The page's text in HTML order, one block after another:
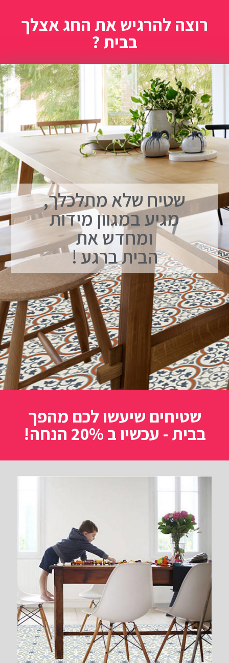
רוצה להרגיש את החג אצלך
בבית ?
שטיח שלא מתלכלך,
מגיע במגוון מידות
ומחדש את
הבית ברגע !
שטיחים שיעשו לכם מהפך
בבית - עכשיו ב 20% הנחה!